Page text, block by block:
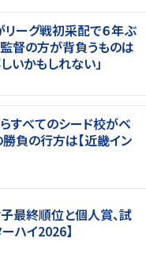
ーグ戦初采配で６年ぶ
督の方が背負うものは
いかもしれない」
すべてのシード校がベ
負の行方は【近畿イン
終順位と個人賞、試
ハイ2026】